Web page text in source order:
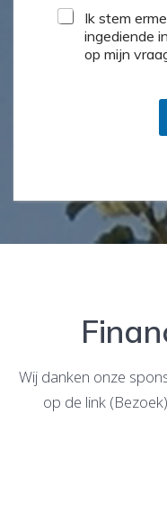
Ik stem
ingediende
op mijn
Wij danken onze
op de link